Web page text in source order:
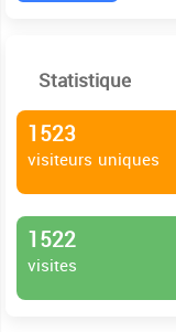
Statistique
1523
visiteurs uniques
1522
visites